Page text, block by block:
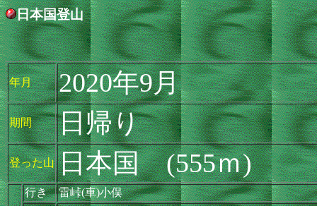
日本国登山
年月 2020年9月
期間 日帰り
登った山 日本国 (555ｍ)
行き 雷峠(車)小俣